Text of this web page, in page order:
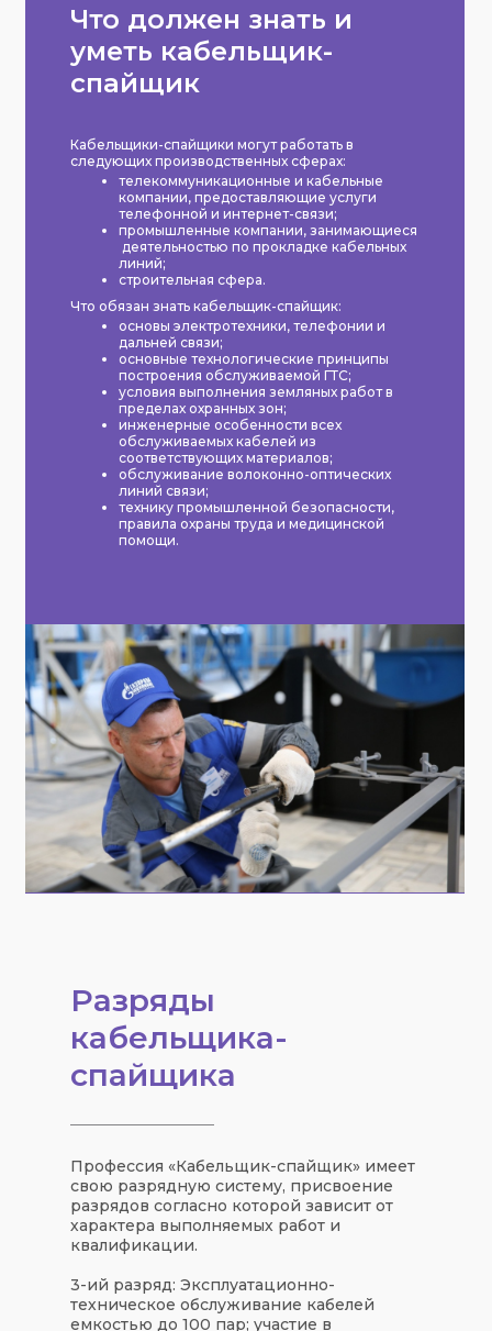
Что должен знать и
уметь кабельщик-
спайщик
Кабельщики-спайщики могут работать в
следующих производственных сферах:
телекоммуникационные и кабельные
компании, предоставляющие услуги
телефонной и интернет-связи;
промышленные компании, занимающиеся
деятельностью по прокладке кабельных
линий;
строительная сфера.
Что обязан знать кабельщик-спайщик:
основы электротехники, телефонии и
дальней связи;
основные технологические принципы
построения обслуживаемой ГТС;
условия выполнения земляных работ в
пределах охранных зон;
инженерные особенности всех
обслуживаемых кабелей из
соответствующих материалов;
обслуживание волоконно-оптических
линий связи;
технику промышленной безопасности,
правила охраны труда и медицинской
помощи.
Разряды
кабельщика-
спайщика
Профессия «Кабельщик-спайщик» имеет
свою разрядную систему, присвоение
разрядов согласно которой зависит от
характера выполняемых работ и
квалификации.
3-ий разряд: Эксплуатационно-
техническое обслуживание кабелей
емкостью до 100 пар; участие в